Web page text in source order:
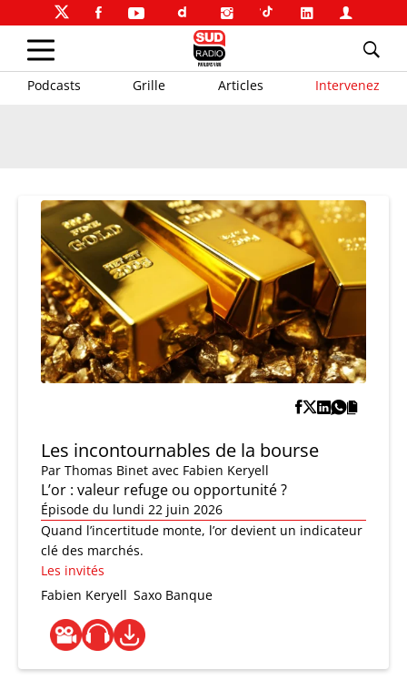
Podcasts Grille Articles Intervenez
Les incontournables de la bourse
Par Thomas Binet avec Fabien Keryell
L’or : valeur refuge ou opportunité ?
Épisode du lundi 22 juin 2026
Quand l’incertitude monte, l’or devient un indicateur
clé des marchés.
Les invités
Fabien Keryell Saxo Banque